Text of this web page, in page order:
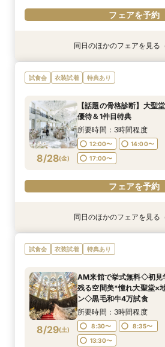
フェアを予約
衣装試着 特典あり
8/27(木)
＜初見学におススメ＞全
じっくり相談会
12:00〜
14:00〜
17:00〜
フェアを予約
特典あり
8/27(木)
【LGBTQカップル様へ】
の形◇LGBT検定取得の専
所要時間：3時間程度
17:00〜
フェアを予約
同日のほかのフェアを見る
試食会 衣装試着 特典あり
8/28(金)
【話題の骨格診断】大聖
優待＆1件目特典
所要時間：3時間程度
12:00〜
14:00〜
17:00〜
フェアを予約
衣装試着 特典あり
8/28(金)
＜初見学におススメ＞全
じっくり相談会
12:00〜
14:00〜
17:00〜
フェアを予約
特典あり
8/28(金)
【LGBTQカップル様へ】
の形◇LGBT検定取得の専
所要時間：3時間程度
12:00〜
14:00〜
17:00〜
フェアを予約
同日のほかのフェアを見る
試食会 衣装試着 特典あり
8/29(土)
AM来館で挙式無料◇初
残る空間美*憧れ大聖堂×
ン◇黒毛和牛4万試食
所要時間：3時間程度
8:30〜
8:35〜
13:30〜